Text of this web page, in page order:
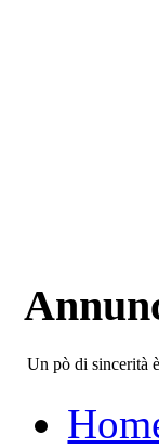
Un pò di sincerità